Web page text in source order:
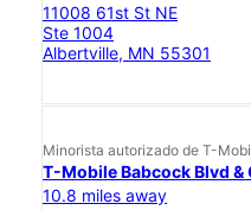
11008 61st St NE
Ste 1004
Albertville, MN 55301
Minorista autorizado de T-
T-Mobile Babcock Blvd &
10.8 miles away